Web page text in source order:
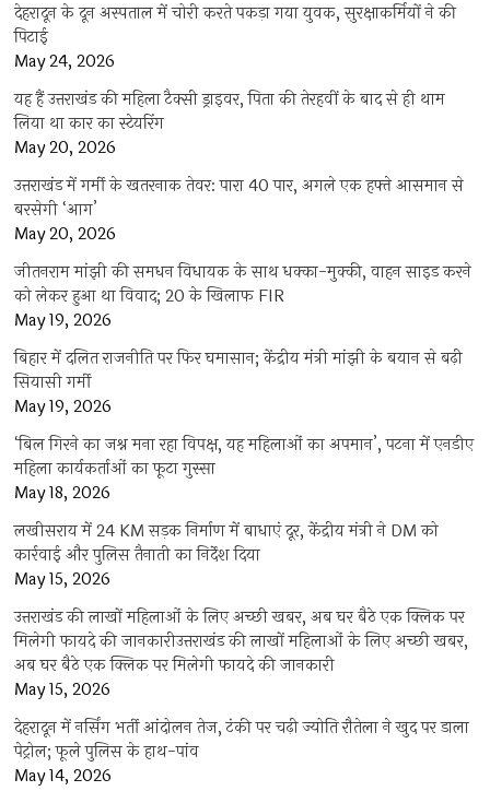
देहरादून के दून अस्पताल में चोरी करते पकड़ा गया युवक, सुरक्षाकर्मियों ने की
पिटाई
May 24, 2026
यह हैं उत्तराखंड की महिला टैक्सी ड्राइवर, पिता की तेरहवीं के बाद से ही थाम
लिया था कार का स्टेयरिंग
May 20, 2026
उत्तराखंड में गर्मी के खतरनाक तेवर: पारा 40 पार, अगले एक हफ्ते आसमान से
बरसेगी ‘आग’
May 20, 2026
जीतनराम मांझी की समधन विधायक के साथ धक्का-मुक्की, वाहन साइड करने
को लेकर हुआ था विवाद; 20 के खिलाफ FIR
May 19, 2026
बिहार में दलित राजनीति पर फिर घमासान; केंद्रीय मंत्री मांझी के बयान से बढ़ी
सियासी गर्मी
May 19, 2026
‘बिल गिरने का जश्न मना रहा विपक्ष, यह महिलाओं का अपमान’, पटना में एनडीए
महिला कार्यकर्ताओं का फूटा गुस्सा
May 18, 2026
लखीसराय में 24 KM सड़क निर्माण में बाधाएं दूर, केंद्रीय मंत्री ने DM को
कार्रवाई और पुलिस तैनाती का निर्देश दिया
May 15, 2026
उत्तराखंड की लाखों महिलाओं के लिए अच्छी खबर, अब घर बैठे एक क्लिक पर
मिलेगी फायदे की जानकारीउत्तराखंड की लाखों महिलाओं के लिए अच्छी खबर,
अब घर बैठे एक क्लिक पर मिलेगी फायदे की जानकारी
May 15, 2026
देहरादून में नर्सिंग भर्ती आंदोलन तेज, टंकी पर चढ़ी ज्योति रौतेला ने खुद पर डाला
पेट्रोल; फूले पुलिस के हाथ-पांव
May 14, 2026